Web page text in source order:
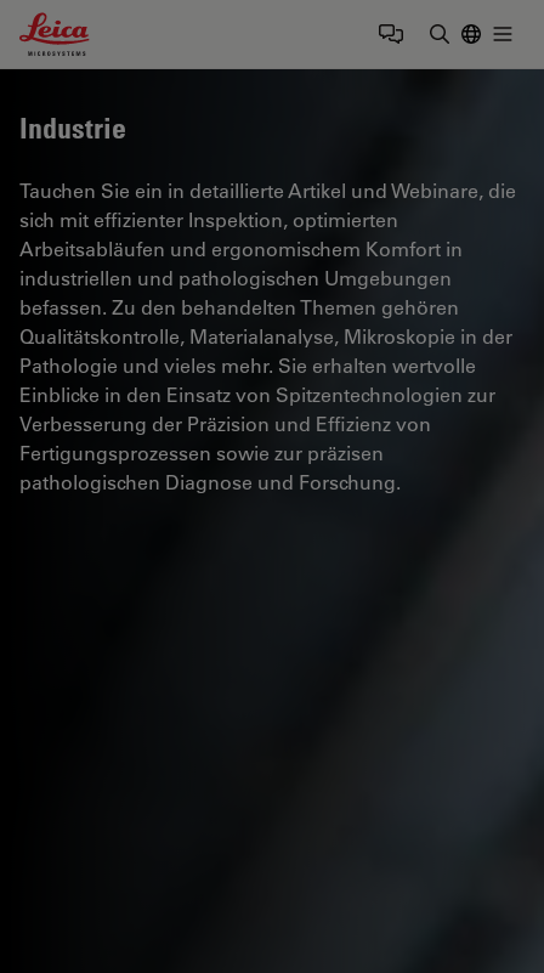
Leica Microsystems Logo
Industrie
Tauchen Sie ein in detaillierte Artikel und Webinare, die
sich mit effizienter Inspektion, optimierten
Arbeitsabläufen und ergonomischem Komfort in
industriellen und pathologischen Umgebungen
befassen. Zu den behandelten Themen gehören
Qualitätskontrolle, Materialanalyse, Mikroskopie in der
Pathologie und vieles mehr. Sie erhalten wertvolle
Einblicke in den Einsatz von Spitzentechnologien zur
Verbesserung der Präzision und Effizienz von
Fertigungsprozessen sowie zur präzisen
pathologischen Diagnose und Forschung.